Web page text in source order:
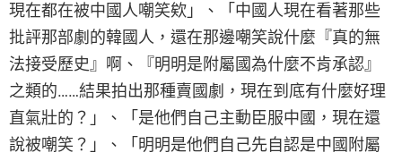
現在都在被中國人嘲笑欸」、「中國人現在看著那些
批評那部劇的韓國人，還在那邊嘲笑說什麼『真的無
法接受歷史』啊、『明明是附屬國為什麼不肯承認』
之類的……結果拍出那種賣國劇，現在到底有什麼好理
直氣壯的？」、「是他們自己主動臣服中國，現在還
說被嘲笑？」、「明明是他們自己先自認是中國附屬